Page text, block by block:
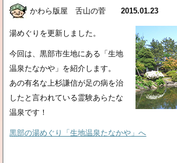
かわら版屋 舌山の菅 2015.01.23
湯めぐりを更新しました。
今回は、黒部市生地にある「生地
温泉たなかや」を紹介します。
あの有名な上杉謙信が足の病を治
したと言われている霊験あらたな
温泉です！
黒部の湯めぐり「生地温泉たなかや」へ